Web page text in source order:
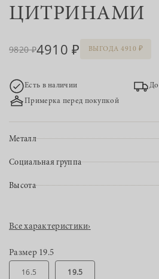
ЦИТРИНАМИ
9820 4910 ВЫГОДА 4910
Есть в наличии
Примерка перед покупкой
Металл
Социальная группа
Высота
Все характеристики›
Размер 19.5
16.5 19.5